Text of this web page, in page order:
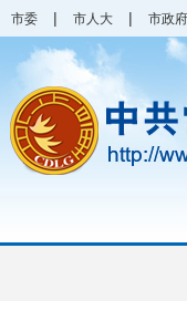
市委 | 市人大 | 市政府